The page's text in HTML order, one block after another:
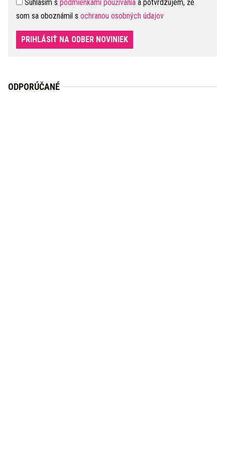
Súhlasím s podmienkami používania a potvrdzujem, že
som sa oboznámil s ochranou osobných údajov
PRIHLÁSIŤ NA ODBER NOVINIEK
ODPORÚČANÉ